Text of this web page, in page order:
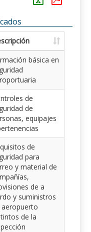
básica en
de
de
equipajes
de
para
y material de
de a
y suministros
aeropuerto
de la